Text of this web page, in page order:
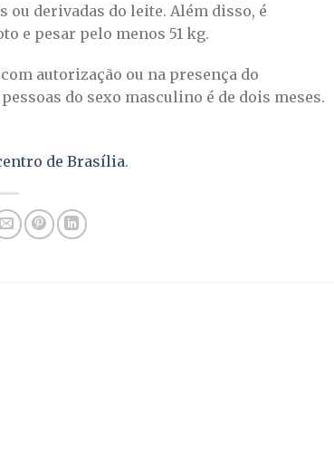
derivadas do leite. Além disso, é
e pesar pelo menos 51 kg.
autorização ou na presença do
do sexo masculino é de dois meses.
de Brasília.